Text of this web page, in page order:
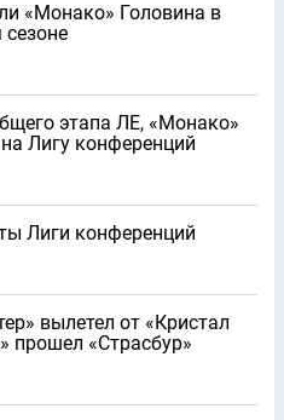
«Монако» Головина в
этапа ЛЕ, «Монако»
Лигу конференций
Лиги конференций
вылетел от «Кристал
прошел «Страсбур»